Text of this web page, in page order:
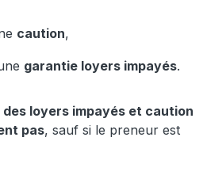
caution,
garantie loyers impayés.
loyers impayés et caution
pas, sauf si le preneur est